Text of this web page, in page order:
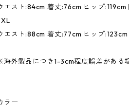
エスト:84cm 着丈:76cm ヒップ:119cm
エスト:88cm 着丈:77cm ヒップ
海外製品につき1-3cm程度誤差がある
ラー